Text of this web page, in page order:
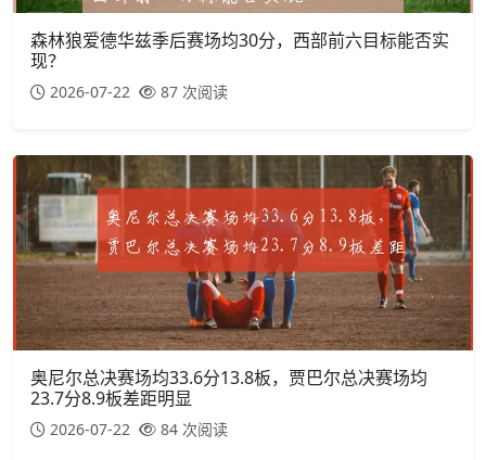
森林狼爱德华兹季后赛场均30分，西部前六目标能否实
现？
2026-07-22 87 次阅读
奥尼尔总决赛场均33.6分13.8板，贾巴尔总决赛场均
23.7分8.9板差距明显
2026-07-22 84 次阅读